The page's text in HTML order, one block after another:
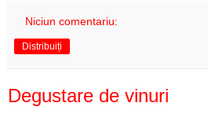
Niciun comentariu:
Distribuiți
Degustare de vinuri